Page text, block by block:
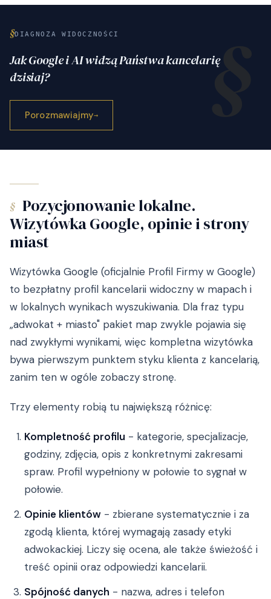
§DIAGNOZA WIDOCZNOŚCI
Jak Google i AI widzą Państwa kancelarię
dzisiaj?
Porozmawiajmy→
§ Pozycjonowanie lokalne.
Wizytówka Google, opinie i strony
miast
Wizytówka Google (oficjalnie Profil Firmy w Google)
to bezpłatny profil kancelarii widoczny w mapach i
w lokalnych wynikach wyszukiwania. Dla fraz typu
„adwokat + miasto" pakiet map zwykle pojawia się
nad zwykłymi wynikami, więc kompletna wizytówka
bywa pierwszym punktem styku klienta z kancelarią,
zanim ten w ogóle zobaczy stronę.
Trzy elementy robią tu największą różnicę:
Kompletność profilu - kategorie, specjalizacje,
godziny, zdjęcia, opis z konkretnymi zakresami
spraw. Profil wypełniony w połowie to sygnał w
połowie.
Opinie klientów - zbierane systematycznie i za
zgodą klienta, której wymagają zasady etyki
adwokackiej. Liczy się ocena, ale także świeżość i
treść opinii oraz odpowiedzi kancelarii.
Spójność danych - nazwa, adres i telefon